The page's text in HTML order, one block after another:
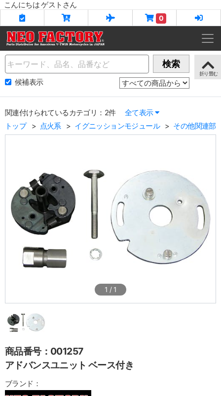
こんにちは ゲストさん
0
Name 検索
候補表示
関連付けられているカテゴリ：2件
全て表示
トップ
点火系 イグニッションモジュール その他関連部
1 / 1
商品番号：001257
アドバンスユニット ベース付き
ブランド：